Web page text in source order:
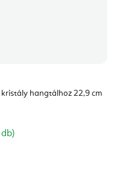
hangtálhoz 22,9 cm
db)